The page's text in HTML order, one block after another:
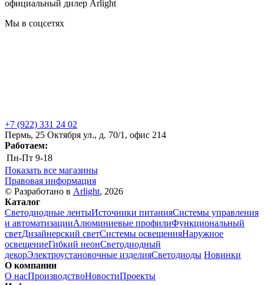
официальный дилер Arlight
Мы в соцсетях
+7 (922) 331 24 02
Пермь, 25 Октября ул., д. 70/1, офис 214
Работаем:
Пн-Пт 9-18
Показать все магазины
Правовая информация
© Разработано в Arlight, 2026
Каталог
Светодиодные лентыИсточники питанияСистемы управления
и автоматизацииАлюминиевые профилиФункциональный
светДизайнерский светСистемы освещенияНаружное
освещениеГибкий неонСветодиодный
декорЭлектроустановочные изделияСветодиоды Новинки
О компании
О насПроизводствоНовостиПроекты